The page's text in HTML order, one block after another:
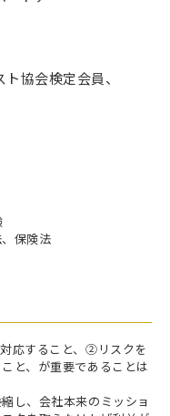
協会検定会員、
保険法
応すること、②リスクを
と、が重要であることは
し、会社本来のミッショ